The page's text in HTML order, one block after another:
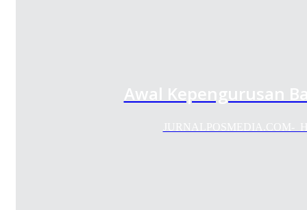
Awal Kepengurusan
JURNALPOSMEDIA.COM-